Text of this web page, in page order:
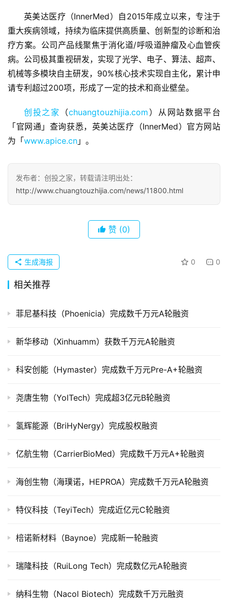
融
资
报
道
商
察
企
业
布
并
重
司
投
据
创
学
投稿
英美达医疗（InnerMed）自2015年成立以来，专注于
重大疾病领域，持续为临床提供高质量、创新型的诊断和治
疗方案。公司产品线聚焦于消化道/呼吸道肿瘤及心血管疾
病。公司极其重视研发，实现了光学、电子、算法、超声、
机械等多模块自主研发，90%核心技术实现自主化，累计申
请专利超过200项，形成了一定的技术和商业壁垒。
创投之家 （chuangtouzhijia.com ）从网站数据平台
「官网通」查询获悉，英美达医疗（InnerMed）官方网站
为「www.apice.cn 」。
发布者：创投之家，转载请注明出处：
http://www.chuangtouzhijia.com/news/11800.html
赞 (0)
0 0
生成海报
相关推荐
菲尼基科技（Phoenicia）完成数千万元A轮融资
新华移动（Xinhuamm）获数千万元A轮融资
科安创能（Hymaster）完成数千万元Pre-A+轮融资
尧唐生物（YolTech）完成超3亿元B轮融资
氢辉能源（BriHyNergy）完成股权融资
亿航生物（CarrierBioMed）完成数千万元A+轮融资
海创生物（海璞诺，HEPROA）完成数千万元A轮融资
特仪科技（TeyiTech）完成近亿元C轮融资
棓诺新材料（Baynoe）完成新一轮融资
瑞隆科技（RuiLong Tech）完成数亿元A轮融资
纳科生物（Nacol Biotech）完成数千万元融资